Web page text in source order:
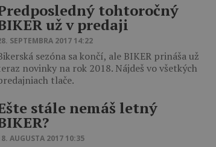
tohtoročný
už v predaji
SEPTEMBRA 2017 14:22
sezóna sa končí, ale BIKER prináša už
novinky na rok 2018. Nájdeš vo všetkých
tlače.
stále nemáš letný
AUGUSTA 2017 10:35